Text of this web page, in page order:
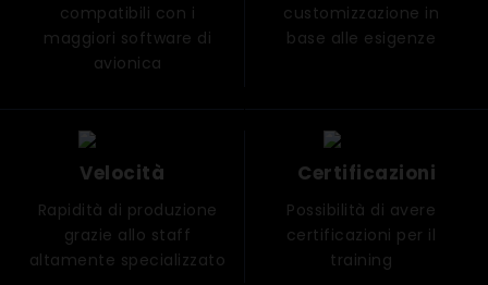
compatibili con i
maggiori software di
avionica
customizzazione in
base alle esigenze
Velocità
Rapidità di produzione
grazie allo staff
altamente specializzato
Certificazioni
Possibilità di avere
certificazioni per il
training